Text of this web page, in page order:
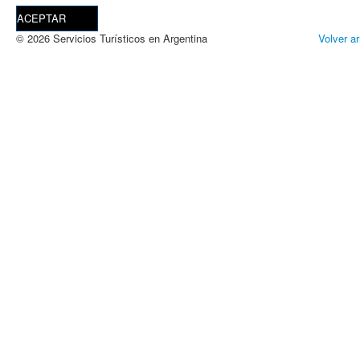
ACEPTAR
Volver
© 2026 Servicios Turísticos en Argentina